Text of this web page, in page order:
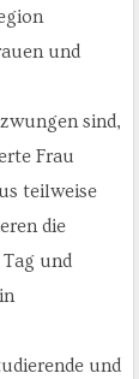
und
sind,
Frau
teilweise
die
und
und